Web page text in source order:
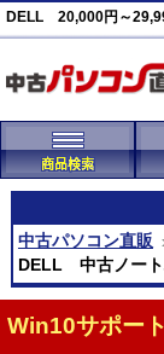
DELL 20,000円～
中古パソコン直販
DELL 中古ノー
Win10サポー